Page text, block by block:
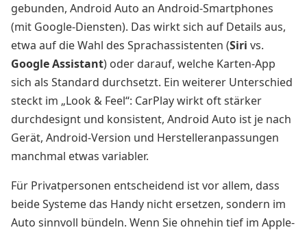
gebunden, Android Auto an Android-Smartphones
(mit Google-Diensten). Das wirkt sich auf Details aus,
etwa auf die Wahl des Sprachassistenten (Siri vs.
Google Assistant) oder darauf, welche Karten-App
sich als Standard durchsetzt. Ein weiterer Unterschied
steckt im „Look & Feel“: CarPlay wirkt oft stärker
durchdesignt und konsistent, Android Auto ist je nach
Gerät, Android-Version und Herstelleranpassungen
manchmal etwas variabler.
Für Privatpersonen entscheidend ist vor allem, dass
beide Systeme das Handy nicht ersetzen, sondern im
Auto sinnvoll bündeln. Wenn Sie ohnehin tief im Apple-